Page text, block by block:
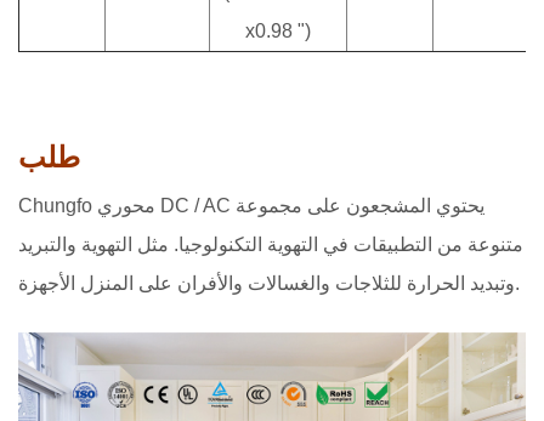
x0.98 ")
طلب
Chungfo محوري DC / AC يحتوي المشجعون على مجموعة
متنوعة من التطبيقات في التهوية التكنولوجيا. مثل التهوية والتبريد
وتبديد الحرارة للثلاجات والغسالات والأفران على المنزل الأجهزة.